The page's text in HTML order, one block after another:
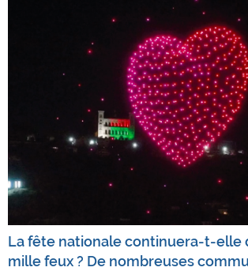
La fête nationale continuera-t-elle
mille feux ? De nombreuses